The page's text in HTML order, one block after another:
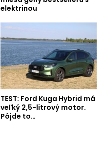
elektrinou
TEST: Ford Kuga Hybrid má
veľký 2,5-litrový motor.
Pôjde to…